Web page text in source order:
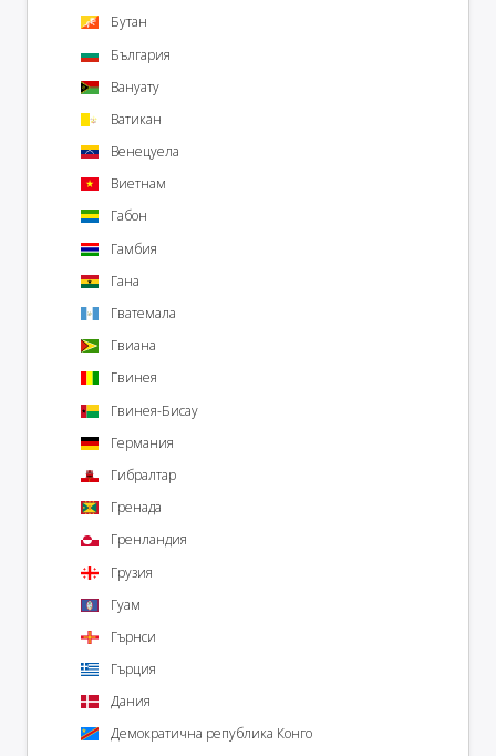
Бутан
България
Вануату
Ватикан
Венецуела
Виетнам
Габон
Гамбия
Гана
Гватемала
Гвиана
Гвинея
Гвинея-Бисау
Германия
Гибралтар
Гренада
Гренландия
Грузия
Гуам
Гърнси
Гърция
Дания
Демократична република Конго